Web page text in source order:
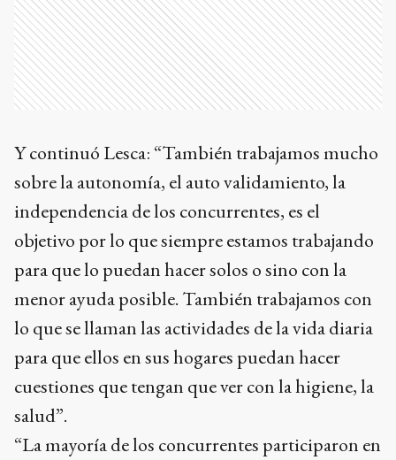
Y continuó Lesca: “También trabajamos mucho
sobre la autonomía, el auto validamiento, la
independencia de los concurrentes, es el
objetivo por lo que siempre estamos trabajando
para que lo puedan hacer solos o sino con la
menor ayuda posible. También trabajamos con
lo que se llaman las actividades de la vida diaria
para que ellos en sus hogares puedan hacer
cuestiones que tengan que ver con la higiene, la
salud”.
“La mayoría de los concurrentes participaron en